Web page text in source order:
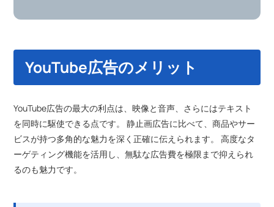
YouTube広告のメリット
YouTube広告の最大の利点は、映像と音声、さらにはテキスト
を同時に駆使できる点です。 静止画広告に比べて、商品やサー
ビスが持つ多角的な魅力を深く正確に伝えられます。 高度なタ
ーゲティング機能を活用し、無駄な広告費を極限まで抑えられ
るのも魅力です。